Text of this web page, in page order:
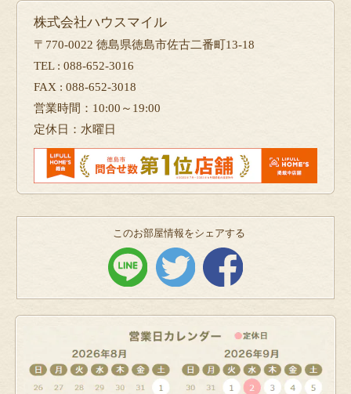
株式会社ハウスマイル
〒770-0022 徳島県徳島市佐古二番町13-18
TEL : 088-652-3016
FAX : 088-652-3018
営業時間：10:00～19:00
定休日：水曜日
このお部屋情報をシェアする